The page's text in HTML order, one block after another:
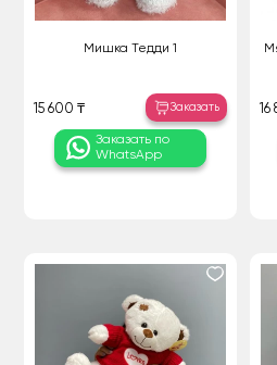
Мишка Тедди 1
15 600 ₸ Заказать
Заказать по
WhatsApp
16